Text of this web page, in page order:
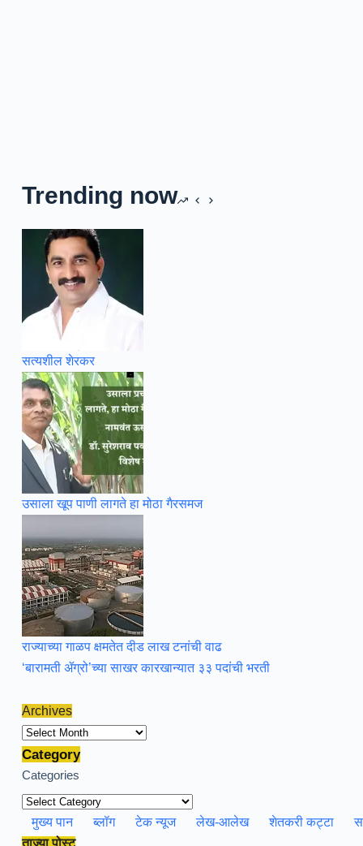
Trending now
सत्यशील शेरकर
उसाला खूप पाणी लागते हा मोठा गैरसमज
राज्याच्या गाळप क्षमतेत दीड लाख टनांची वाढ
‘बारामती ॲग्रो’च्या साखर कारखान्यात ३३ पदांची भरती
Archives
Archives
Category
Categories
मुख्य पान ब्लॉग टेक न्यूज लेख-आलेख शेतकरी कट्टा
ताज्या पोस्ट